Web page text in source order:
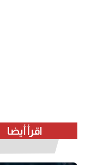
اقرأ أيضا